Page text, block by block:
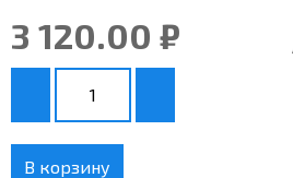
3 120.00 ₽
В корзину